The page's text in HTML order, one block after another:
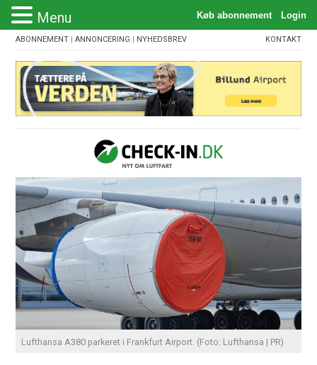
ABONNEMENT |ANNONCERING | NYHEDSBREV KONTAKT
Lufthansa A380 parkeret i Frankfurt Airport. (Foto: Lufthansa | PR)
Menu